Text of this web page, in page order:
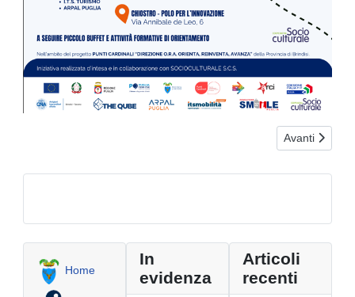
Articolo
Avanti
Home
In
evidenza
Articoli
recenti